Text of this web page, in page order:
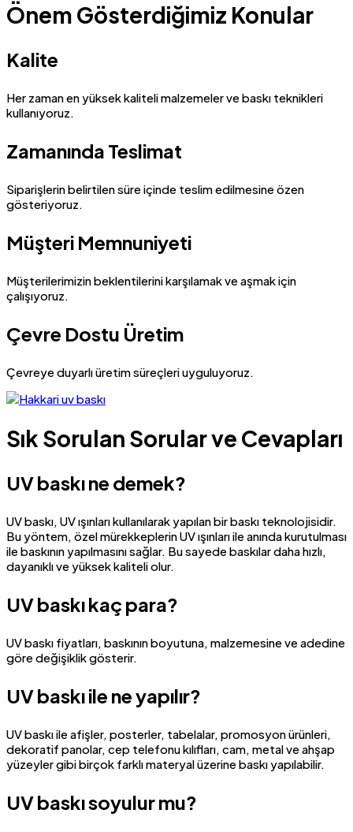
Önem Gösterdiğimiz Konular
Kalite
Her zaman en yüksek kaliteli malzemeler ve baskı teknikleri
kullanıyoruz.
Zamanında Teslimat
Siparişlerin belirtilen süre içinde teslim edilmesine özen
gösteriyoruz.
Müşteri Memnuniyeti
Müşterilerimizin beklentilerini karşılamak ve aşmak için
çalışıyoruz.
Çevre Dostu Üretim
Çevreye duyarlı üretim süreçleri uyguluyoruz.
Sık Sorulan Sorular ve Cevapları
UV baskı ne demek?
UV baskı, UV ışınları kullanılarak yapılan bir baskı teknolojisidir.
Bu yöntem, özel mürekkeplerin UV ışınları ile anında kurutulması
ile baskının yapılmasını sağlar. Bu sayede baskılar daha hızlı,
dayanıklı ve yüksek kaliteli olur.
UV baskı kaç para?
UV baskı fiyatları, baskının boyutuna, malzemesine ve adedine
göre değişiklik gösterir.
UV baskı ile ne yapılır?
UV baskı ile afişler, posterler, tabelalar, promosyon ürünleri,
dekoratif panolar, cep telefonu kılıfları, cam, metal ve ahşap
yüzeyler gibi birçok farklı materyal üzerine baskı yapılabilir.
UV baskı soyulur mu?